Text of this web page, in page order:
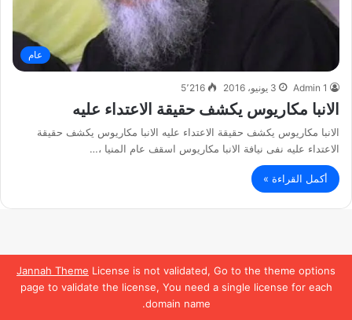
Jannah Theme License is not validated, Go to the theme options
page to validate the license, You need a single license for each
domain name.
عام
Admin 1 3 يونيو، 2016 5٬216
الانبا مكاريوس يكشف حقيقة الاعتداء عليه
الانبا مكاريوس يكشف حقيقة الاعتداء عليه الانبا مكاريوس يكشف حقيقة
الاعتداء عليه نفى نيافة الانبا مكاريوس اسقف عام المنيا ،…
أكمل القراءة »